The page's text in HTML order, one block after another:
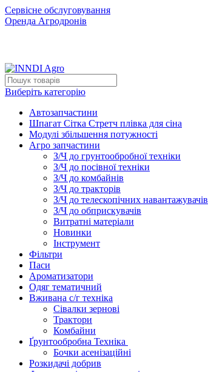
Сервісне обслуговування
Оренда Агродронів
Виберіть категорію
Автозапчастини
Шпагат Сітка Стретч плівка для сіна
Модулі збільшення потужності
Агро запчастини
З/Ч до грунтообробної техніки
З/Ч до посівної техніки
З/Ч до комбайнів
З/Ч до тракторів
З/Ч до телескопічних навантажувачів
З/Ч до обприскувачів
Витратні матеріали
Новинки
Інструмент
Фільтри
Паси
Ароматизатори
Одяг тематичний
Вживана с/г техніка
Сівалки зернові
Трактори
Комбайни
Ґрунтообробна Техніка
Бочки асенізаційні
Розкидачі добрив